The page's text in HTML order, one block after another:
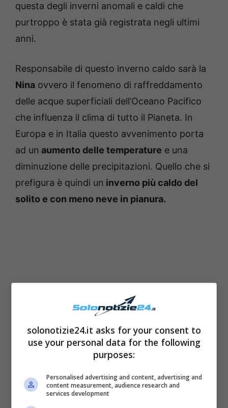
questa degli inverni anomali e caldi che
purtroppo è stata già registrata negli ultimi
anni.
Responsabile di questo inverno caldo sarà la
Nina ovvero il fenomeno di raffreddamento
delle acque superficiali dell’Oceano Pacifico
che influenza il clima di tutto il Pianeta. In
Europa e in Italia questo avvenimento porta
ad un aumento delle temperature e una
diminuzione delle precipitazioni. Quello che si
prefigura è quindi un inverno più caldo del
solito e con meno neve in pianura.
Previsioni meteo inverno
2020/21 in Italia
solonotizie24.it asks for your consent to
use your personal data for the following
purposes:
Personalised advertising and content, advertising and
content measurement, audience research and
services development